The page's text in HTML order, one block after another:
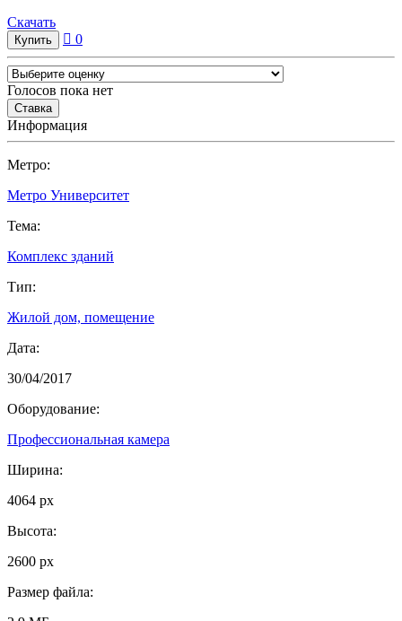
Cкачать
0
Голосов пока нет
Информация
Метро:
Метро Университет
Тема:
Комплекс зданий
Тип:
Жилой дом, помещение
Дата:
30/04/2017
Оборудование:
Профессиональная камера
Ширина:
4064 px
Высота:
2600 px
Размер файла: